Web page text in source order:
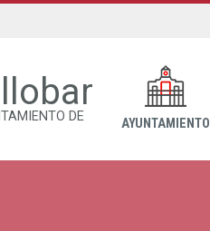
DE AYUNTAMIENTO